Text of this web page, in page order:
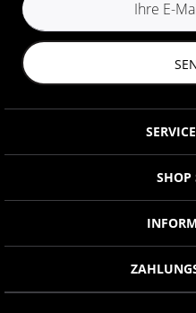
SHOP